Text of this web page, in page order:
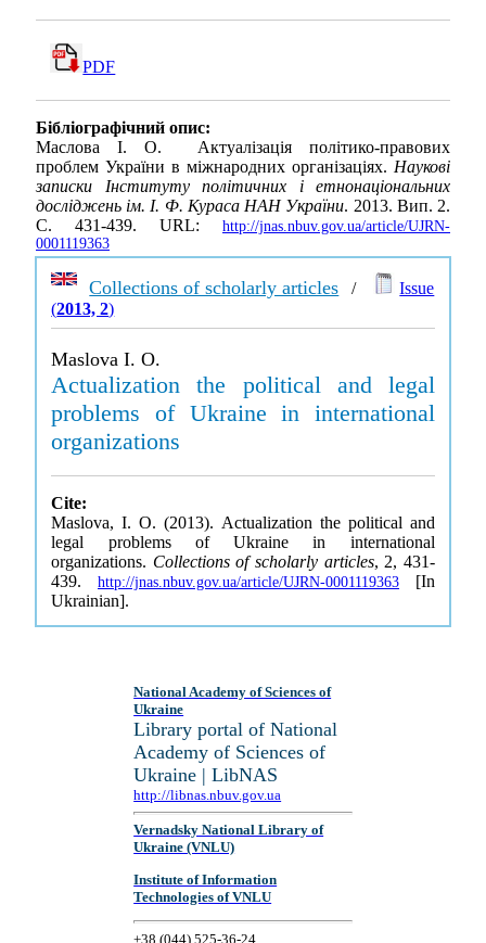
PDF
Бібліографічний опис:
Маслова І. О. Актуалізація політико-правових
проблем України в міжнародних організаціях. Наукові
записки Інституту політичних і етнонаціональних
досліджень ім. І. Ф. Кураса НАН України. 2013. Вип. 2.
С. 431-439. URL: http://jnas.nbuv.gov.ua/article/UJRN-
0001119363
Collections of scholarly articles /
Issue
(2013, 2)
Maslova I. O.
Actualization the political and legal
problems of Ukraine in international
organizations
Cite:
Maslova, I. O. (2013). Actualization the political and
legal problems of Ukraine in international
organizations. Collections of scholarly articles, 2, 431-
439. http://jnas.nbuv.gov.ua/article/UJRN-0001119363 [In
Ukrainian].
National Academy of Sciences of
Ukraine
Library portal of National
Academy of Sciences of
Ukraine | LibNAS
http://libnas.nbuv.gov.ua
Vernadsky National Library of
Ukraine (VNLU)
Institute of Information
Technologies of VNLU
+38 (044) 525-36-24